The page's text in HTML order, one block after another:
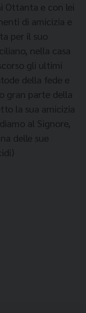
Ottanta e con lei
di amicizia e
per il suo
nella casa
gli ultimi
della fede e
gran parte della
la sua amicizia
al Signore,
delle sue